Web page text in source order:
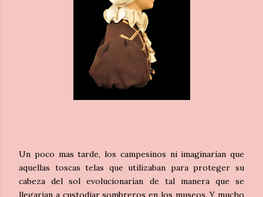
Un poco mas tarde, los campesinos ni imaginarían que
aquellas toscas telas que utilizaban para proteger su
cabeza del sol evolucionarían de tal manera que se
llegarían a custodiar sombreros en los museos. Y mucho